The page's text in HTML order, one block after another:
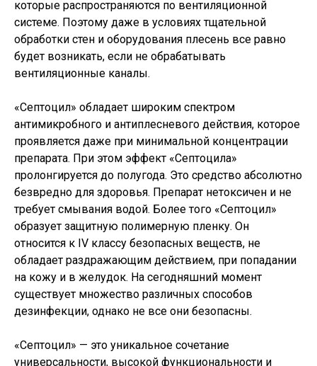
которые распространяются по вентиляционной
системе. Поэтому даже в условиях тщательной
обработки стен и оборудования плесень все равно
будет возникать, если не обрабатывать
вентиляционные каналы.
«Септоцил» обладает широким спектром
антимикробного и антиплесневого действия, которое
проявляется даже при минимальной концентрации
препарата. При этом эффект «Септоцила»
пролонгируется до полугода. Это средство абсолютно
безвредно для здоровья. Препарат нетоксичен и не
требует смывания водой. Более того «Септоцил»
образует защитную полимерную пленку. Он
относится к IV классу безопасных веществ, не
обладает раздражающим действием, при попадании
на кожу и в желудок. На сегодняшний момент
существует множество различных способов
дезинфекции, однако не все они безопасны.
«Септоцил» — это уникальное сочетание
универсальности, высокой функциональности и